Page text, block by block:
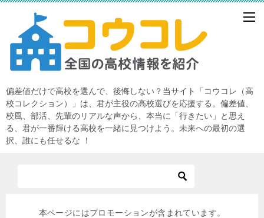
偏差値だけで高校を選んで、後悔しない？当サイト「コウコレ（高
校コレクション）」は、君が主役の高校選びを応援する。偏差値、
校風、部活、先輩のリアルな声から、本当に「行きたい」と思え
る、君が一番輝ける高校を一緒に見つけよう。未来への最初の選
択、誰にも任せるな ！
本ページにはプロモーションが含まれています。